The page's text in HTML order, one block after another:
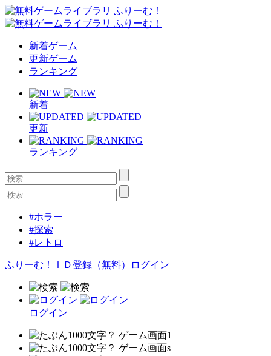
新着ゲーム
更新ゲーム
ランキング
新着
更新
ランキング
#ホラー
#探索
#レトロ
ふりーむ！ＩＤ登録（無料） ログイン
ログイン